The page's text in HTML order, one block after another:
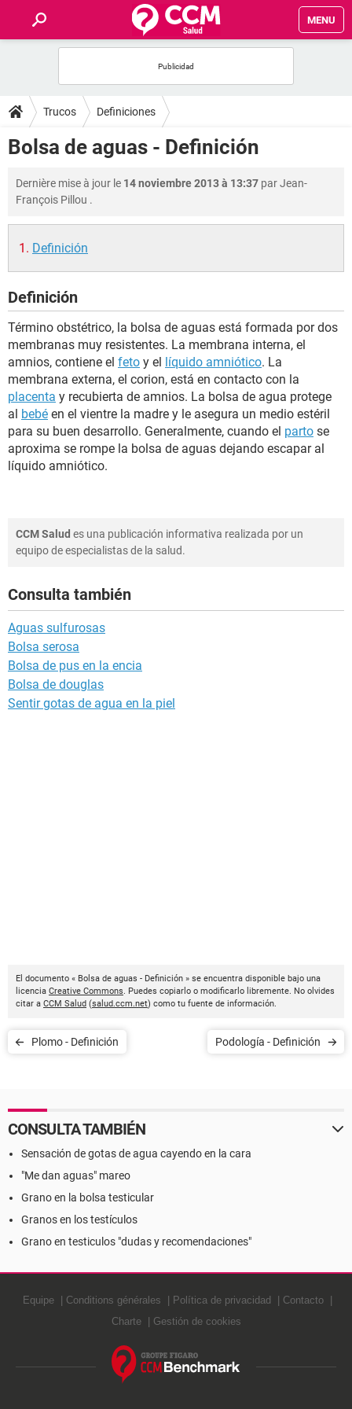
MENU
FORUMS
SALUD
FAMILIA
NUTRICIÓN
SEXUALIDAD
GLOSARIO
Trucos Definiciones
Bolsa de aguas - Definición
Dernière mise à jour le 14 noviembre 2013 à 13:37 parJean-
François Pillou .
Definición
Definición
Término obstétrico, la bolsa de aguas está formada por dos
membranas muy resistentes. La membrana interna, el
amnios, contiene el feto y el líquido amniótico. La
membrana externa, el corion, está en contacto con la
placenta y recubierta de amnios. La bolsa de agua protege
al bebé en el vientre la madre y le asegura un medio estéril
para su buen desarrollo. Generalmente, cuando el parto se
aproxima se rompe la bolsa de aguas dejando escapar al
líquido amniótico.
CCM Salud es una publicación informativa realizada por un
equipo de especialistas de la salud.
Consulta también
Aguas sulfurosas
Bolsa serosa
Bolsa de pus en la encia
Bolsa de douglas
Sentir gotas de agua en la piel
El documento « Bolsa de aguas - Definición » se encuentra disponible bajo una
licencia Creative Commons. Puedes copiarlo o modificarlo libremente. No olvides
citar a CCM Salud (salud.ccm.net) como tu fuente de información.
Plomo - Definición Podología - Definición
CONSULTA TAMBIÉN
Sensación de gotas de agua cayendo en la cara
"Me dan aguas" mareo
Grano en la bolsa testicular
Granos en los testículos
Grano en testiculos "dudas y recomendaciones"
Equipe Conditions générales Política de privacidad
Contacto
Charte
Gestión de cookies